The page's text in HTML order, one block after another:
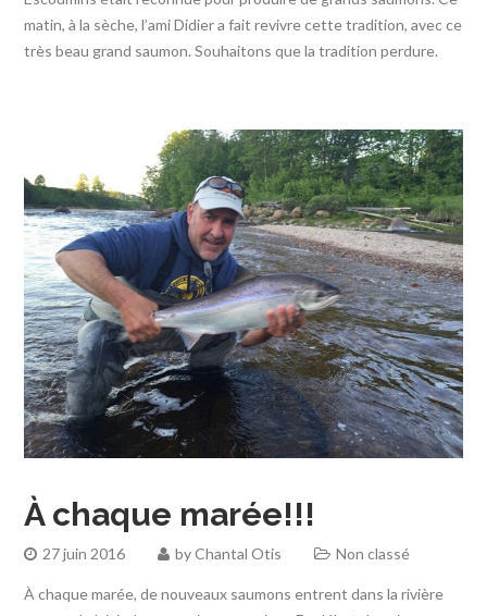
matin, à la sèche, l’ami Didier a fait revivre cette tradition, avec ce
très beau grand saumon. Souhaitons que la tradition perdure.
À chaque marée!!!
27 juin 2016 byChantal Otis Non classé
À chaque marée, de nouveaux saumons entrent dans la rivière